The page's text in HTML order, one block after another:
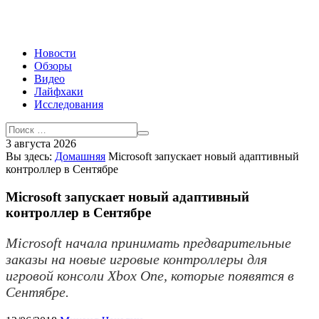
Новости
Обзоры
Видео
Лайфхаки
Исследования
3 августа 2026
Вы здесь: Домашняя Microsoft запускает новый адаптивный
контроллер в Сентябре
Microsoft запускает новый адаптивный
контроллер в Сентябре
Microsoft начала принимать предварительные
заказы на новые игровые контроллеры для
игровой консоли Xbox One, которые появятся в
Сентябре.